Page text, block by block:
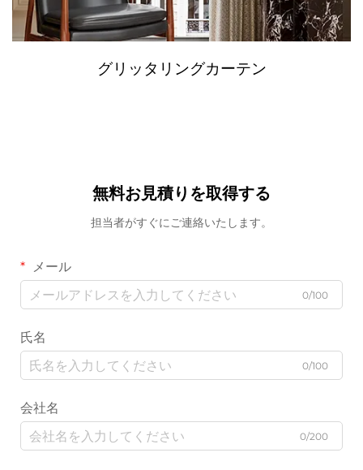
グリッタリングカーテン
無料お見積りを取得する
担当者がすぐにご連絡いたします。
メール
0/100
氏名
0/100
会社名
0/200